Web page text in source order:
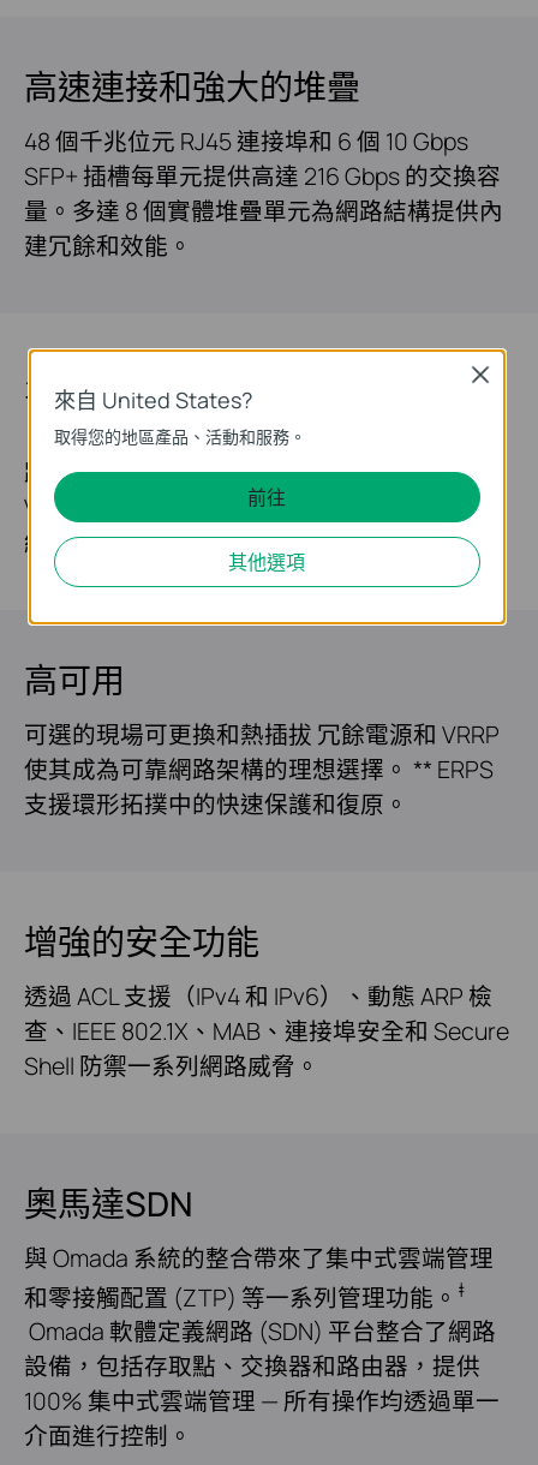
高速連接和強大的堆疊
48 個千兆位元 RJ45 連接埠和 6 個 10 Gbps
SFP+ 插槽每單元提供高達 216 Gbps 的交換容
量。多達 8 個實體堆疊單元為網路結構提供內
建冗餘和效能。
豐富的三層能力
自帶豐富的三層路由協議，支援可擴展的網
路。支援靜態路由、RIP、OSPF、ECMP、
VRRP、DHCP 伺服器和 DHCP 中繼。 PIM-DM
組播路由協定保證組播群組的高效路由。
高可用
可選的現場可更換和熱插拔 冗餘電源和 VRRP
使其成為可靠網路架構的理想選擇。 ** ERPS
支援環形拓撲中的快速保護和復原。
增強的安全功能
透過 ACL 支援（IPv4 和 IPv6）、動態 ARP 檢
查、IEEE 802.1X、MAB、連接埠安全和 Secure
Shell 防禦一系列網路威脅。
奧馬達SDN
與 Omada 系統的整合帶來了集中式雲端管理
和零接觸配置 (ZTP) 等一系列管理功能。 ‡
Omada 軟體定義網路 (SDN) 平台整合了網路
設備，包括存取點、交換器和路由器，提供
100% 集中式雲端管理 — 所有操作均透過單一
介面進行控制。
來自 United States?
取得您的地區產品、活動和服務。
前往
其他選項
Close